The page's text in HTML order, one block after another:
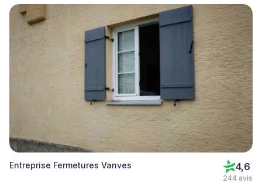
Entreprise Fermetures Vanves 4,6
244 avis